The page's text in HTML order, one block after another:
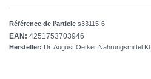
Référence de l’article s33115-6
EAN: 4251753703946
Hersteller: Dr. August Oetker Nahrungsmittel